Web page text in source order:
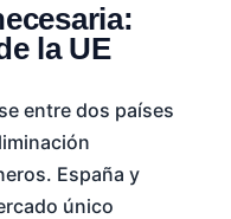
la UE
entre dos países
España y
único